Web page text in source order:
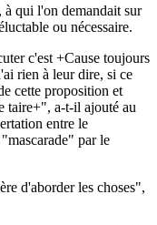
qui l'on demandait sur
ou nécessaire.
c'est +Cause toujours
rien à leur dire, si ce
cette proposition et
taire+", a-t-il ajouté au
entre le
par le
d'aborder les choses",